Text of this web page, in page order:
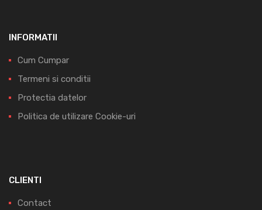
INFORMATII
Cum Cumpar
Termeni si conditii
Protectia datelor
Politica de utilizare Cookie-uri
CLIENTI
Contact